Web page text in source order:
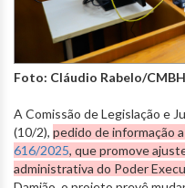
Foto: Cláudio Rabelo/CMBH
A Comissão de Legislação e
(10/2), pedido de informação
616/2025, que promove
administrativa do Poder